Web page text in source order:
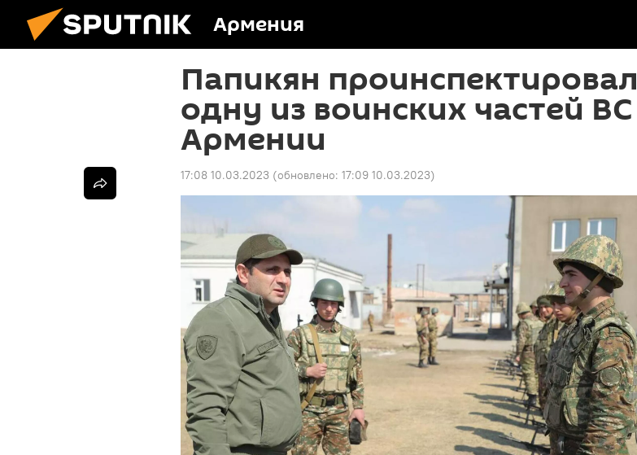
Армения
Папикян проинспектировал
одну из воинских частей ВС
Армении
17:08 10.03.2023 (обновлено: 17:09 10.03.2023)